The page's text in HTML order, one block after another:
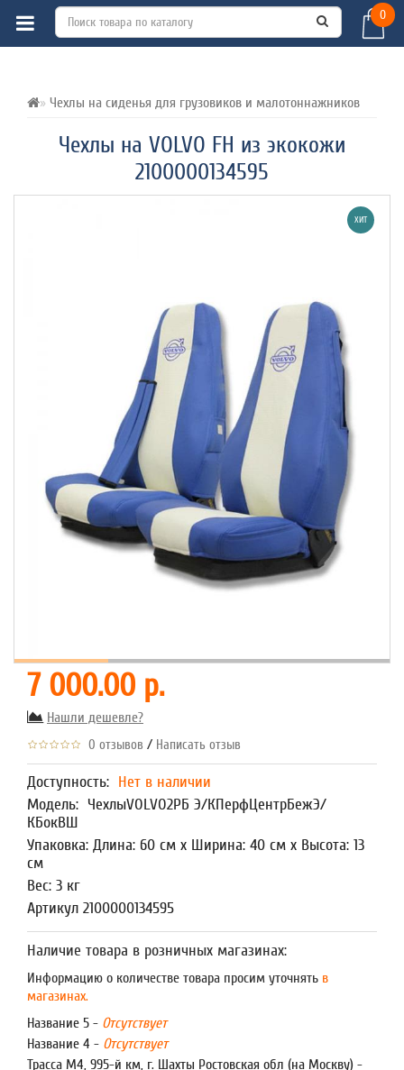
0
Чехлы на сиденья для грузовиков и малотоннажников
Чехлы на VOLVO FH из экокожи
2100000134595
ВСЕ О ТОВАРЕ ХАРАКТЕРИСТИКИ
ХИТ
7 000.00 р.
Нашли дешевле?
0 отзывов / Написать отзыв
Доступность: Нет в наличии
Модель: ЧехлыVOLVO2РБ Э/КПерфЦентрБежЭ/
КБокВШ
Упаковка: Длина: 60 см x Ширина: 40 см x Высота: 13
см
Вес: 3 кг
Артикул 2100000134595
Наличие товара в розничных магазинах:
Информацию о количестве товара просим уточнять в
магазинах.
Название 5 - Отсутствует
Название 4 - Отсутствует
Трасса М4, 995-й км, г. Шахты Ростовская обл (на Москву) -